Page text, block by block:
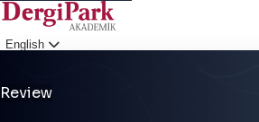
English
Review